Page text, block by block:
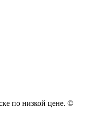
по низкой цене. ©